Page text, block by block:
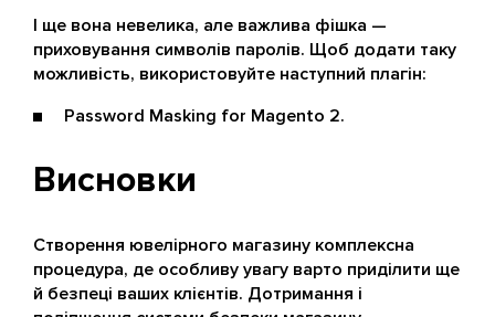
І ще вона невелика, але важлива фішка —
приховування символів паролів. Щоб додати таку
можливість, використовуйте наступний плагін:
Password Masking for Magento 2.
Висновки
Створення ювелірного магазину комплексна
процедура, де особливу увагу варто приділити ще
й безпеці ваших клієнтів. Дотримання і